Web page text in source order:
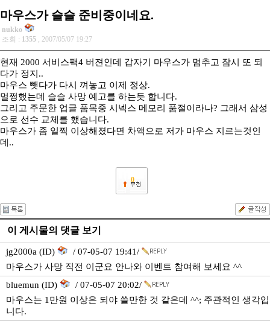
마우스가 슬슬 준비중이네요.
nukko
조회 : 1355 , 2007/05/07 19:27
현재 2000 서비스팩4 버젼인데 갑자기 마우스가 멈추고 잠시 또 되
다가 정지..
마우스 뺏다가 다시 껴놓고 이제 정상.
멀쩡했는데 슬슬 사망 예고를 하는듯 합니다.
그리고 주문한 업글 품목중 시넥스 메모리 품절이라나? 그래서 삼성
으로 선수 교체를 했습니다.
마우스가 좀 일찍 이상해졌다면 차액으로 저가 마우스 지르는것인
데..
0
이 게시물의 댓글 보기
jg2000a (ID)
/ 07-05-07 19:41/
마우스가 사망 직전 이군요 안나와 이벤트 참여해 보세요 ^^
bluemun (ID)
/ 07-05-07 20:02/
마우스는 1만원 이상은 되야 쓸만한 것 같은데 ^^; 주관적인 생각입
니다.